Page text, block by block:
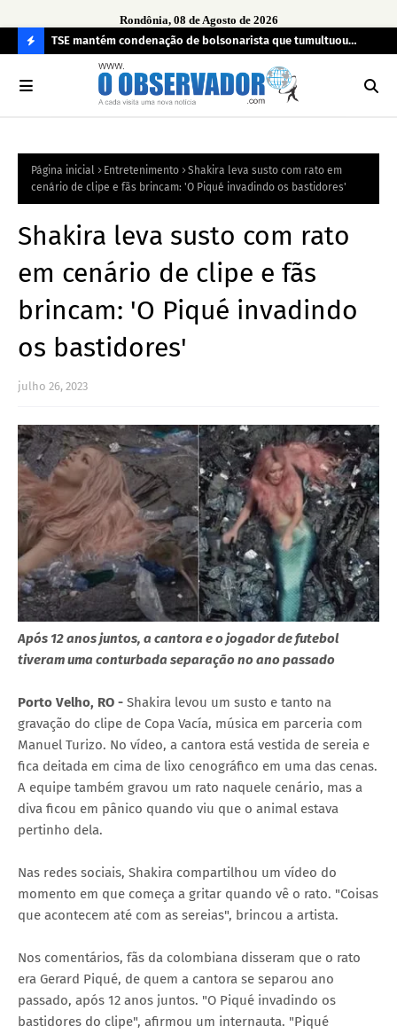
Rondônia, 08 de Agosto de 2026
O
R
TSE mantém condenação de bolsonarista que tumultuou
seção eleitoral em 2022
Página inicial Entretenimento
Shakira leva susto com rato em
cenário de clipe e fãs brincam: 'O Piqué invadindo os bastidores'
Shakira leva susto com rato
em cenário de clipe e fãs
brincam: 'O Piqué invadindo
os bastidores'
julho 26, 2023
Após 12 anos juntos, a cantora e o jogador de futebol
tiveram uma conturbada separação no ano passado
Porto Velho, RO - Shakira levou um susto e tanto na
gravação do clipe de Copa Vacía, música em parceria com
Manuel Turizo. No vídeo, a cantora está vestida de sereia e
fica deitada em cima de lixo cenográfico em uma das cenas.
A equipe também gravou um rato naquele cenário, mas a
diva ficou em pânico quando viu que o animal estava
pertinho dela.
Nas redes sociais, Shakira compartilhou um vídeo do
momento em que começa a gritar quando vê o rato. "Coisas
que acontecem até com as sereias", brincou a artista.
Nos comentários, fãs da colombiana disseram que o rato
era Gerard Piqué, de quem a cantora se separou ano
passado, após 12 anos juntos. "O Piqué invadindo os
bastidores do clipe", afirmou um internauta. "Piqué